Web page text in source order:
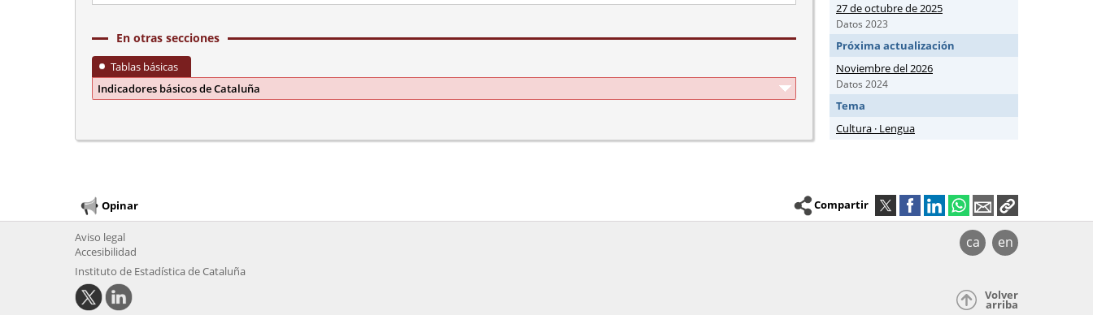
En otras secciones
Tablas básicas
Indicadores básicos de Cataluña
27 de octubre de 2025
Datos 2023
Próxima actualización
Noviembre del 2026
Datos 2024
Tema
Cultura · Lengua
Opinar Compartir
ca en
Aviso legal
Accesibilidad
Instituto de Estadística de Cataluña
Volver
arriba